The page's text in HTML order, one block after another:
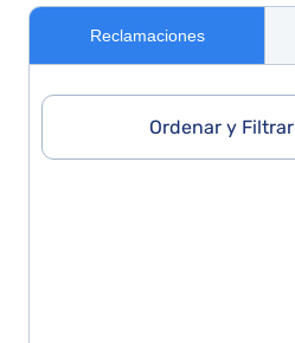
Reclamaciones
Ordenar y Filtrar